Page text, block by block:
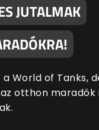
JUTALMAK
World of Tanks,
otthon maradók